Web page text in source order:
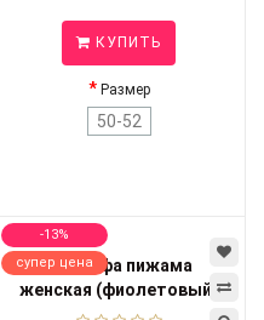
КУПИТЬ
Размер
50-52
-13%
супер цена